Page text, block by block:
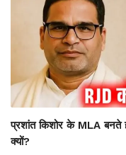
प्रशांत किशोर के MLA बनते
क्यों?